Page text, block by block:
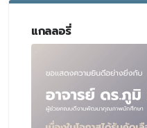
แกลลอรี่